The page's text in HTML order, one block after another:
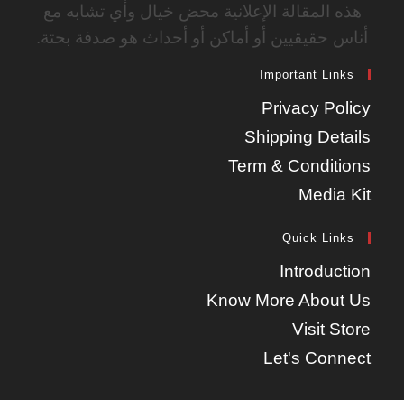
هذه المقالة الإعلانية محض خيال وأي تشابه مع
أناس حقيقيين أو أماكن أو أحداث هو صدفة بحتة.
Important Links
Privacy Policy
Shipping Details
Term & Conditions
Media Kit
Quick Links
Introduction
Know More About Us
Visit Store
Let's Connect